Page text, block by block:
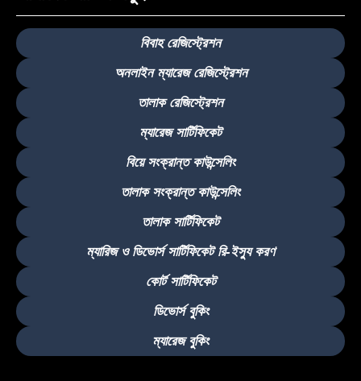
বিবাহ রেজিস্ট্রেশন
অনলাইন ম্যারেজ রেজিস্ট্রেশন
তালাক রেজিস্ট্রেশন
ম্যারেজ সার্টিফিকেট
বিয়ে সংক্রান্ত কাউন্সেলিং
তালাক সংক্রান্ত কাউন্সেলিং
তালাক সার্টিফিকেট
ম্যারিজ ও ডিভোর্স সার্টিফিকেট রি-ইস্যু করণ
কোর্ট সার্টিফিকেট
ডিভোর্স বুকিং
ম্যারেজ বুকিং